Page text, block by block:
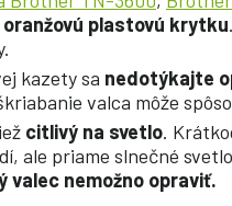
plastovú krytku
kazety sa nedotýkajte
valca môže
citlivý na svetlo.
ale priame slnečné
valec nemožno opraviť.